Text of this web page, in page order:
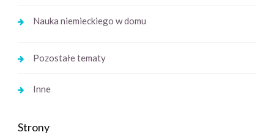
Nauka niemieckiego w domu
Pozostałe tematy
Inne
Strony